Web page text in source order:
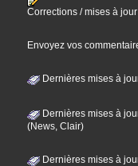
Corrections / mises à jour
Envoyez vos
Dernières mises à
Dernières mises à
(News, Clair)
Dernières mises à